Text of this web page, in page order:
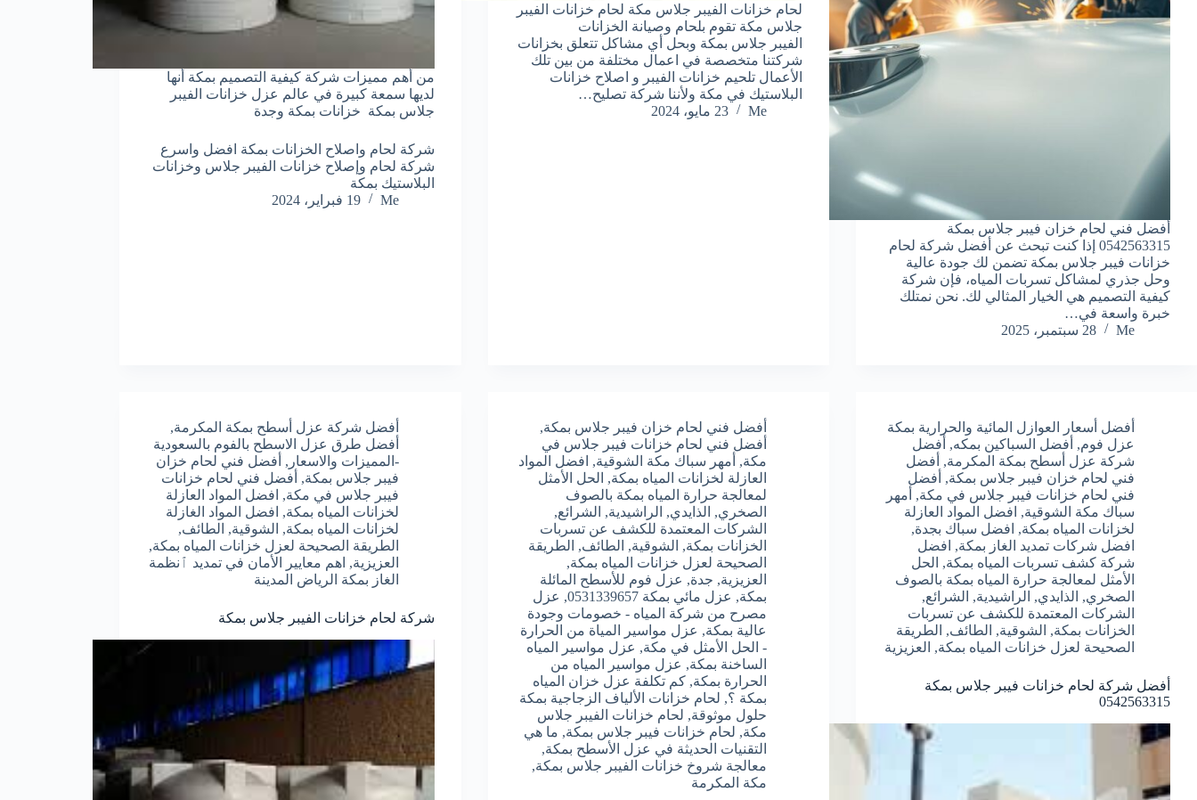
أفضل فني لحام خزان فيبر جلاس بمكة
0542563315 إذا كنت تبحث عن أفضل شركة لحام
خزانات فيبر جلاس بمكة تضمن لك جودة عالية
وحل جذري لمشاكل تسربات المياه، فإن شركة
كيفية التصميم هي الخيار المثالي لك. نحن نمتلك
خبرة واسعة في…
Me
28 سبتمبر، 2025
لحام خزانات الفيبر جلاس مكة لحام خزانات الفيبر
جلاس مكة تقوم بلحام وصيانة الخزانات
الفيبر جلاس بمكة وبحل أي مشاكل تتعلق بخزانات
شركتنا متخصصة في اعمال مختلفة من بين تلك
الأعمال تلحيم خزانات الفيبر و اصلاح خزانات
البلاستيك في مكة ولأننا شركة تصليح…
Me
23 مايو، 2024
من أهم مميزات شركة كيفية التصميم بمكة أنها
لديها سمعة كبيرة في عالم عزل خزانات الفيبر
جلاس بمكة خزانات بمكة وجدة
شركة لحام واصلاح الخزانات بمكة افضل واسرع
شركة لحام وإصلاح خزانات الفيبر جلاس وخزانات
البلاستيك بمكة
Me
19 فبراير، 2024
أفضل أسعار العوازل المائية والحرارية بمكة
عزل فوم, أفضل السباكين بمكه, أفضل
شركة عزل أسطح بمكة المكرمة, أفضل
فني لحام خزان فيبر جلاس بمكة, أفضل
فني لحام خزانات فيبر جلاس في مكة, أمهر
سباك مكة الشوقية, افضل المواد العازلة
لخزانات المياه بمكة, افضل سباك بجدة,
افضل شركات تمديد الغاز بمكة, افضل
شركة كشف تسربات المياه بمكة, الحل
الأمثل لمعالجة حرارة المياه بمكة بالصوف
الصخري, الذايدي, الراشيدية, الشرائع,
الشركات المعتمدة للكشف عن تسربات
الخزانات بمكة, الشوقية, الطائف, الطريقة
الصحيحة لعزل خزانات المياه بمكة, العزيزية
أفضل شركة لحام خزانات فيبر جلاس بمكة
0542563315
أفضل فني لحام خزان فيبر جلاس بمكة,
أفضل فني لحام خزانات فيبر جلاس في
مكة, أمهر سباك مكة الشوقية, افضل المواد
العازلة لخزانات المياه بمكة, الحل الأمثل
لمعالجة حرارة المياه بمكة بالصوف
الصخري, الذايدي, الراشيدية, الشرائع,
الشركات المعتمدة للكشف عن تسربات
الخزانات بمكة, الشوقية, الطائف, الطريقة
الصحيحة لعزل خزانات المياه بمكة,
العزيزية, جدة, عزل فوم للأسطح المائلة
بمكة, عزل مائي بمكة 0531339657 , عزل
مصرح من شركة المياه - خصومات وجودة
عالية بمكة, عزل مواسير المياة من الحرارة
- الحل الأمثل في مكة, عزل مواسير المياه
الساخنة بمكة, عزل مواسير المياه من
الحرارة بمكة,كم تكلفة عزل خزان المياه
بمكة ؟, لحام خزانات الألياف الزجاجية بمكة
حلول موثوقة, لحام خزانات الفيبر جلاس
مكة, لحام خزانات فيبر جلاس بمكة, ما هي
التقنيات الحديثة في عزل الأسطح بمكة,
معالجة شروخ خزانات الفيبر جلاس بمكة,
مكة المكرمة
أفضل شركة عزل أسطح بمكة المكرمة,
أفضل طرق عزل الاسطح بالفوم بالسعودية
-المميزات والاسعار , أفضل فني لحام خزان
فيبر جلاس بمكة, أفضل فني لحام خزانات
فيبر جلاس في مكة, افضل المواد العازلة
لخزانات المياه بمكة, افضل المواد الغازلة
لخزانات المياه بمكة, الشوقية, الطائف,
الطريقة الصحيحة لعزل خزانات المياه بمكة,
العزيزية, اهم معايير الأمان في تمديد ٱنظمة
الغاز بمكة الرياض المدينة
شركة لحام خزانات الفيبر جلاس بمكة